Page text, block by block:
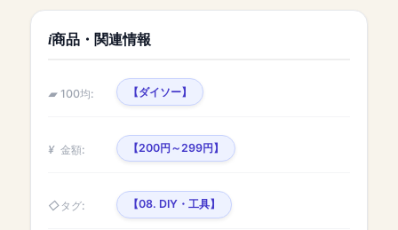
商品・関連情報
100均: 【ダイソー】
金額: 【200円～299円】
タグ: 【08. DIY・工具】